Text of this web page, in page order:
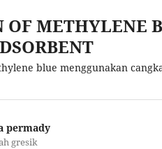
OF METHYLENE
blue menggunakan
permady
gresik